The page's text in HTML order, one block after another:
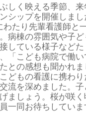
ン
タ
ー
ン
シ
ッ
プ
は
しく映える季節、
シップを開催しま
わたり先輩看護師と
病棟の雰囲気や子
している様子など
「こども病院で働
との感想も聞かれ
どもの看護に携わ
流を深めました。
ましょう。桜が咲
一同お待ちしてい